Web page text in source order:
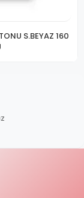
S.BEYAZ 160